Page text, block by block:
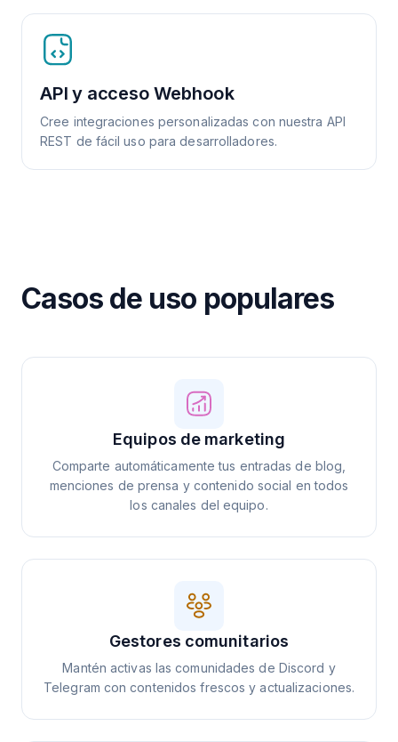
API y acceso Webhook
Cree integraciones personalizadas con nuestra API
REST de fácil uso para desarrolladores.
Casos de uso populares
Equipos de marketing
Comparte automáticamente tus entradas de blog,
menciones de prensa y contenido social en todos
los canales del equipo.
Gestores comunitarios
Mantén activas las comunidades de Discord y
Telegram con contenidos frescos y actualizaciones.